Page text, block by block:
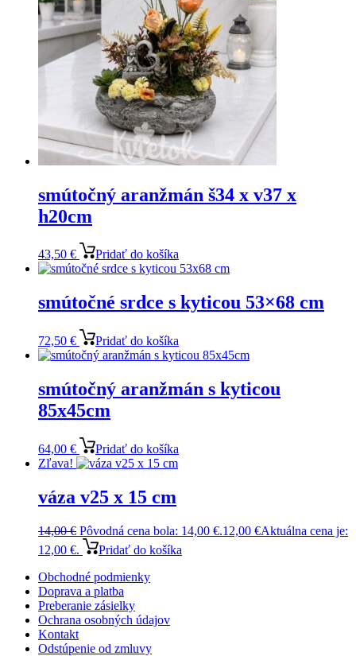
smútočný aranžmán š34 x v37 x
h20cm
43,50 € Pridať do košíka
smútočné srdce s kyticou 53×68 cm
72,50 € Pridať do košíka
smútočný aranžmán s kyticou
85x45cm
64,00 €
Pridať do košíka
Zľava!
váza v25 x 15 cm
14,00€ Pôvodná cena bola: 14,00 €.12,00 €Aktuálna cena je:
12,00 €.
Pridať do košíka
Obchodné podmienky
Doprava a platba
Preberanie zásielky
Ochrana osobných údajov
Kontakt
Odstúpenie od zmluvy